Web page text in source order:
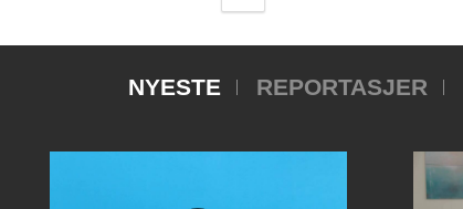
NYESTE REPORTASJER